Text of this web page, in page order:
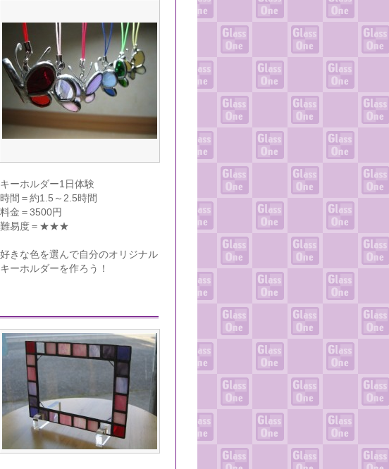
キーホルダー1日体験
時間＝約1.5～2.5時間
料金＝3500円
難易度＝★★★
好きな色を選んで自分のオリジナル
キーホルダーを作ろう！